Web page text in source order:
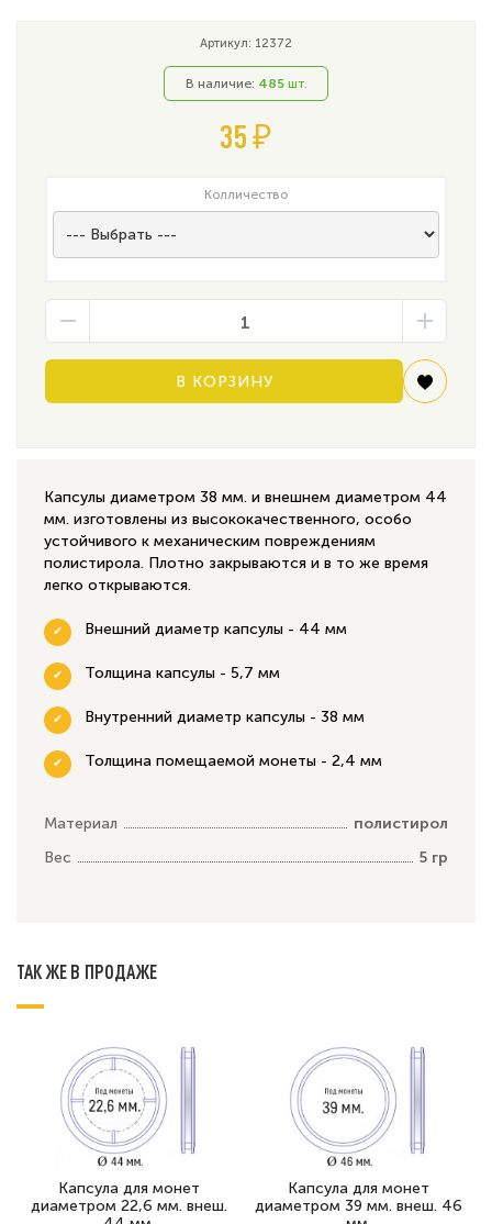
Артикул: 12372
В наличие: 485 шт.
35 ₽
Колличество
В КОРЗИНУ
Капсулы диаметром 38 мм. и внешнем диаметром 44
мм. изготовлены из высококачественного, особо
устойчивого к механическим повреждениям
полистирола. Плотно закрываются и в то же время
легко открываются.
Внешний диаметр капсулы - 44 мм
Толщина капсулы - 5,7 мм
Внутренний диаметр капсулы - 38 мм
Толщина помещаемой монеты - 2,4 мм
Материал
полистирол
Вес
5 гр
ТАК ЖЕ В ПРОДАЖЕ
Капсула для монет
диаметром 22,6 мм. внеш.
Капсула для монет
диаметром 39 мм. внеш. 46